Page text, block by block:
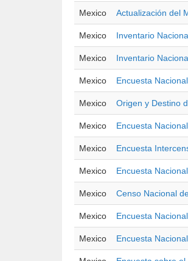
Mexico Actualización del
Mexico Inventario
Mexico Inventario
Mexico Encuesta
Mexico Origen y Destino
Mexico Encuesta
Mexico Encuesta
Mexico Encuesta
Mexico Censo Nacional
Mexico Encuesta
Mexico Encuesta